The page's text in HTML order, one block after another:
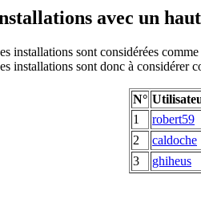
avec un
installations sont considérées
installations sont donc à considérer
N°
1
robert59
2
caldoche
3
ghiheus